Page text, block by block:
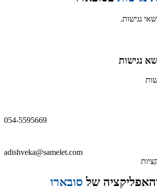
נגישות.
נגישות
054-5595669
adishveka@samelet.com
של סובארו